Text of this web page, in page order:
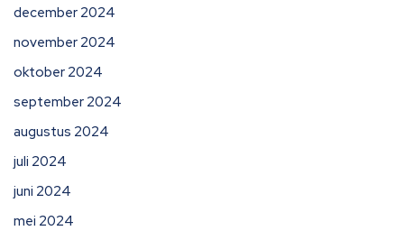
december 2024
november 2024
oktober 2024
september 2024
augustus 2024
juli 2024
juni 2024
mei 2024